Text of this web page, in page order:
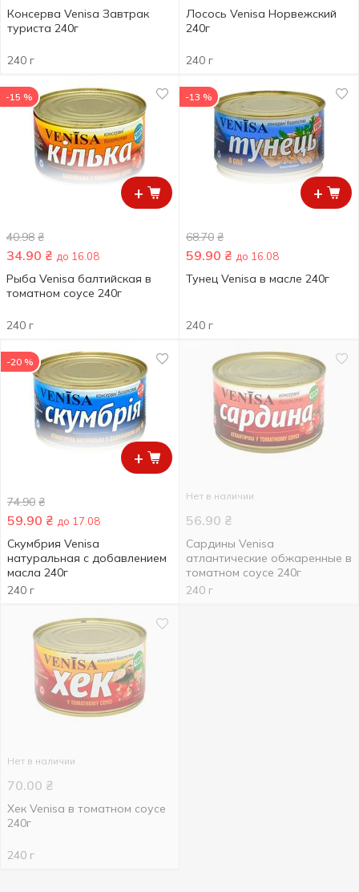
Консерва Venisa Завтрак
туриста 240г
240 г
Лосось Venisa Норвежский
240г
240 г
+
-15 %
40.98 ₴
34.90 ₴ до 16.08
Рыба Venisa балтийская в
томатном соусе 240г
240 г
+
-13 %
68.70 ₴
59.90 ₴ до 16.08
Тунец Venisa в масле 240г
240 г
+
-20 %
74.90 ₴
59.90 ₴ до 17.08
Скумбрия Venisa
натуральная с добавлением
масла 240г
240 г
Нет в наличии
56.90 ₴
Сардины Venisa
атлантические обжаренные в
томатном соусе 240г
240 г
Нет в наличии
70.00 ₴
Хек Venisa в томатном соусе
240г
240 г